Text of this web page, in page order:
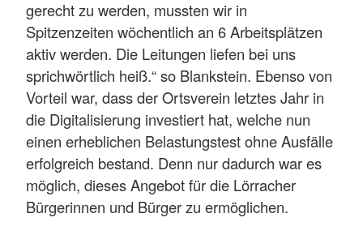
gerecht zu werden, mussten wir in
Spitzenzeiten wöchentlich an 6 Arbeitsplätzen
aktiv werden. Die Leitungen liefen bei uns
sprichwörtlich heiß.“ so Blankstein. Ebenso von
Vorteil war, dass der Ortsverein letztes Jahr in
die Digitalisierung investiert hat, welche nun
einen erheblichen Belastungstest ohne Ausfälle
erfolgreich bestand. Denn nur dadurch war es
möglich, dieses Angebot für die Lörracher
Bürgerinnen und Bürger zu ermöglichen.